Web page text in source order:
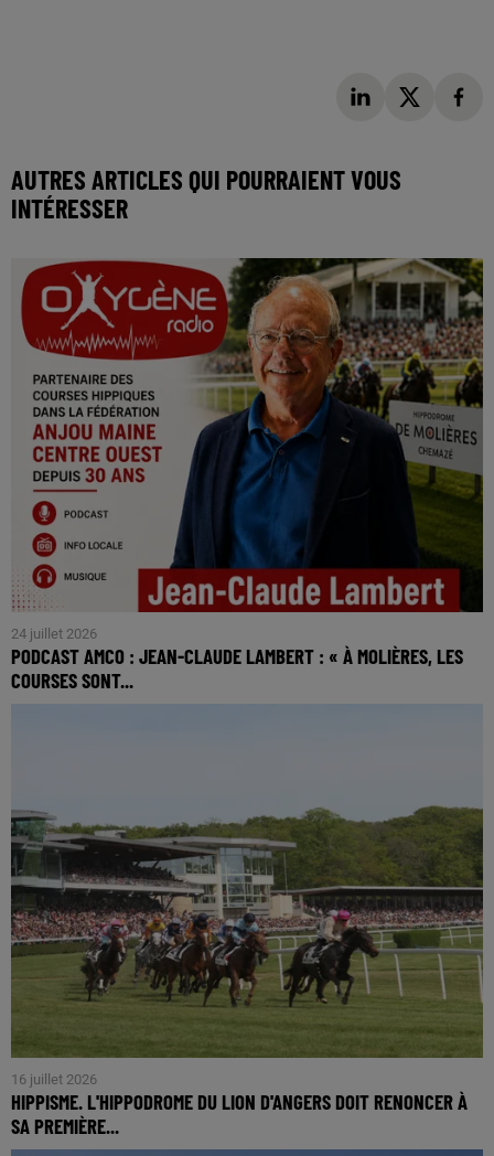
AUTRES ARTICLES QUI POURRAIENT VOUS
INTÉRESSER
24 juillet 2026
PODCAST AMCO : JEAN-CLAUDE LAMBERT : « À MOLIÈRES, LES
COURSES SONT...
16 juillet 2026
HIPPISME. L'HIPPODROME DU LION D'ANGERS DOIT RENONCER À
SA PREMIÈRE...